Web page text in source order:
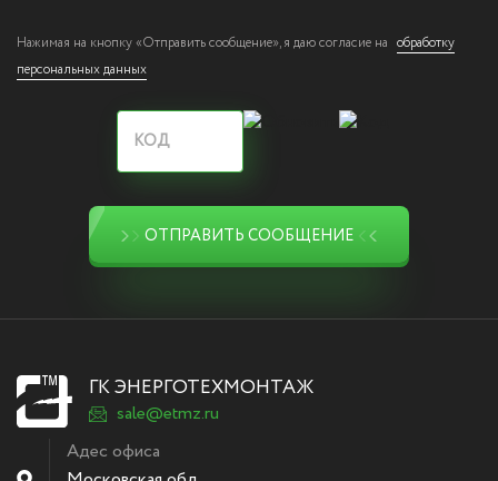
Нажимая на кнопку «Отправить сообщение», я даю согласие на обработку
персональных данных
ОТПРАВИТЬ СООБЩЕНИЕ
ГК ЭНЕРГОТЕХМОНТАЖ
sale@etmz.ru
Адес офиса